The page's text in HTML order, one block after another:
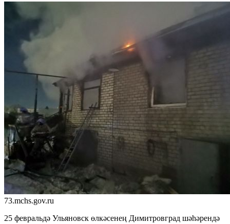
73.mchs.gov.ru
25 февральдә Ульяновск өлкәсенең Димитровград шәһәрендә